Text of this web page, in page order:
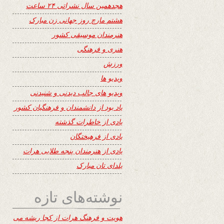
هجدهمین سال نشراتی ۲۴ ساعت
هشتم مارچ روز جهانی زن مبارک
هنرمندان موسیقی کشور
هنری و فرهنگی
ورزش
ویدیو ها
ویدیو های جالب دیدنی و شنیدنی
یاد بود از دانشمندان و فرهنگیان کشور
یادی از خاطرات گذشته
یادی از فرهیختگان
یادی از هنرمندان پنجه طلایی هرات
یلدای تان مبارک
نوشته‌های تازه
هویت و فرهنگ هرات از کجا ریشه می